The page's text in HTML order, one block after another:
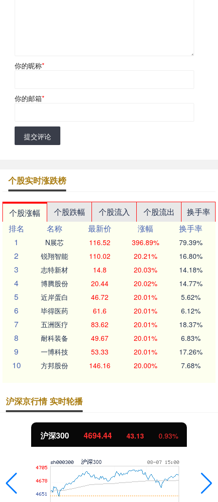
你的昵称*
你的邮箱*
提交评论
个股实时涨跌榜
个股涨幅 个股跌幅 个股流入 个股流出
换手率
排名
名称 最新价 涨幅
换手率
1
N展芯 116.52 396.89% 79.39%
2 锐翔智能 110.02 20.21% 16.80%
3 志特新材 14.8 20.03% 14.18%
4 博腾股份 20.44 20.02% 14.77%
5 近岸蛋白 46.72 20.01% 5.62%
6 毕得医药 61.6 20.01% 6.12%
7 五洲医疗 83.62 20.01% 18.37%
8 耐科装备 49.67 20.01% 6.83%
9 一博科技 53.33 20.01% 17.26%
10 方邦股份 146.16 20.00% 7.68%
沪深京行情 实时轮播
沪深300 4694.44 43.13 0.93%